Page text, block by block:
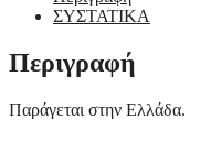
200ml
quantity
ΣΥΣΤΑΤΙΚΑ
Περιγραφή
Παράγεται στην Ελλάδα.